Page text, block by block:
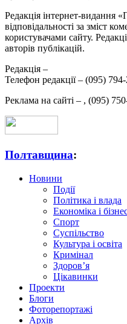
Редакція інтернет-видання
відповідальності за зміст
користувачами сайту.
авторів публікацій.
Редакція –
Телефон редакції – (095)
Реклама на сайті – , (095)
Полтавщина:
Новини
Події
Політика і влада
Економіка і
Спорт
Суспільство
Культура і освіта
Кримінал
Здоров’я
Цікавинки
Проекти
Блоги
Фоторепортажі
Архів